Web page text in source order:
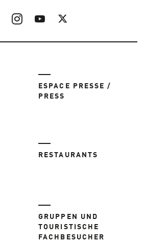
ESPACE PRESSE /
PRESS
RESTAURANTS
GRUPPEN UND
TOURISTISCHE
FACHBESUCHER